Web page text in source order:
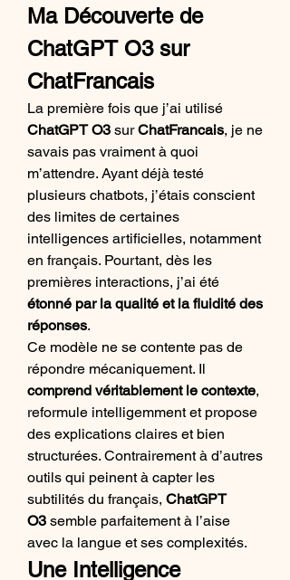
Ma Découverte de
ChatGPT O3 sur
ChatFrancais
ChatGPT O3 sur ChatFrancais, je ne
savais pas vraiment à quoi
m’attendre. Ayant déjà testé
plusieurs chatbots, j’étais conscient
des limites de certaines
intelligences artificielles, notamment
en français. Pourtant, dès les
étonné par la qualité et la fluidité des
réponses.
Ce modèle ne se contente pas de
comprend véritablement le contexte,
reformule intelligemment et propose
des explications claires et bien
structurées. Contrairement à d’autres
outils qui peinent à capter les
subtilités du français, ChatGPT
O3 semble parfaitement à l’aise
avec la langue et ses complexités.
Une Intelligence